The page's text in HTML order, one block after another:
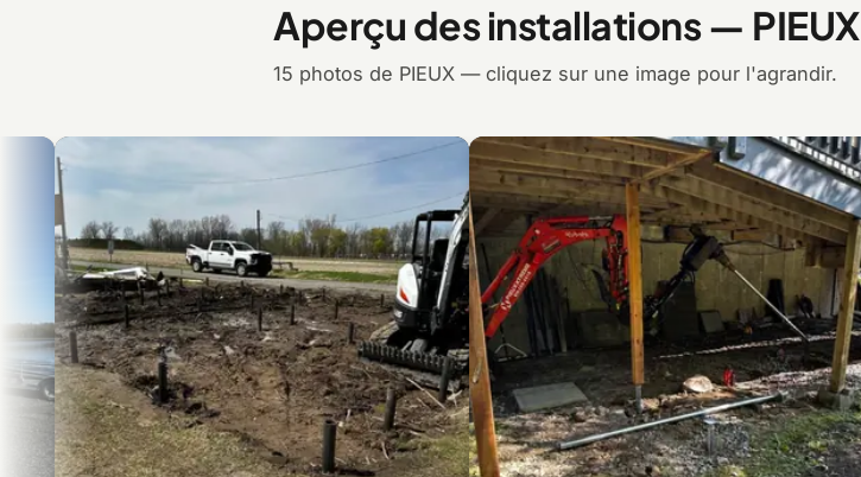
Aperçu des installations — PIEUX
15 photos de PIEUX — cliquez sur une image pour l'agrandir.